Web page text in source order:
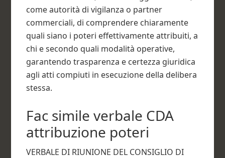
come autorità di vigilanza o partner
commerciali, di comprendere chiaramente
quali siano i poteri effettivamente attribuiti, a
chi e secondo quali modalità operative,
garantendo trasparenza e certezza giuridica
agli atti compiuti in esecuzione della delibera
stessa.
Fac simile verbale CDA
attribuzione poteri​
VERBALE DI RIUNIONE DEL CONSIGLIO DI